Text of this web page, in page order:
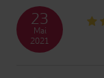
23
Mai
2021